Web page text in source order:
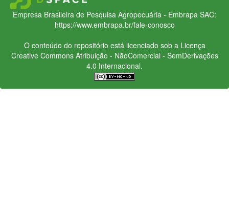
Empresa Brasileira de Pesquisa Agropecuária - Embrapa SAC:
https://www.embrapa.br/fale-conosco
O conteúdo do repositório está licenciado sob a Licença
Creative CommonsAtribuição - NãoComercial - SemDerivações
4.0 Internacional.